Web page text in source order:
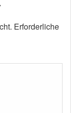
Erforderliche